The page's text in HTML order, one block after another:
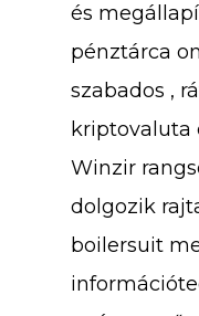
és
pénztárca
szabados ,
kriptovaluta
Winzir
dolgozik
boilersuit